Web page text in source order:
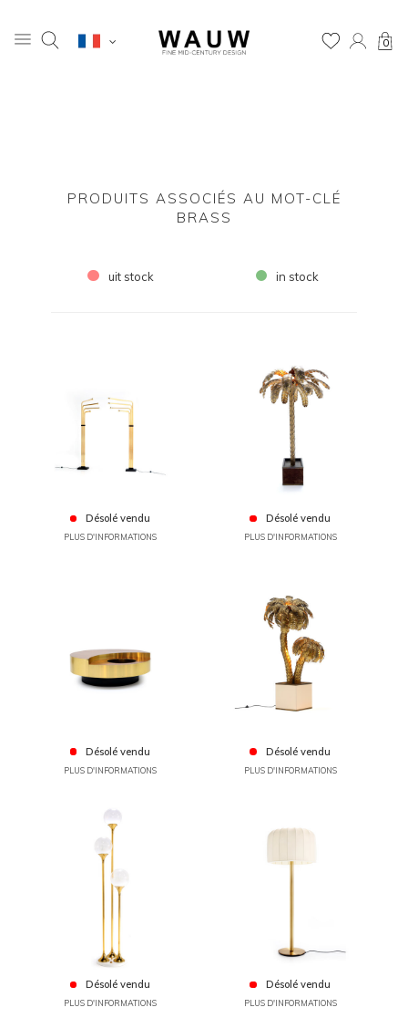
0
PRODUITS ASSOCIÉS AU MOT-CLÉ
BRASS
uit stock in stock
Désolé vendu
PLUS D'INFORMATIONS
Désolé vendu
PLUS D'INFORMATIONS
Désolé vendu
PLUS D'INFORMATIONS
Désolé vendu
PLUS D'INFORMATIONS
Désolé vendu
PLUS D'INFORMATIONS
Désolé vendu
PLUS D'INFORMATIONS